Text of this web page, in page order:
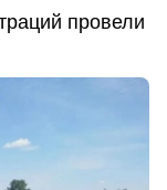
провели